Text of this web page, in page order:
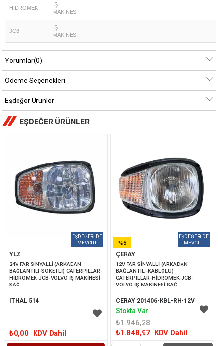
HİDROMEK
İŞ
MAKİNESİ
- - - - -
JCB
İŞ
MAKİNESİ
- - - - -
Yorumlar(0)
Ödeme Seçenekleri
Eşdeğer Ürünler
EŞDEĞER ÜRÜNLER
YLZ
24V FAR SİNYALLİ (ARKADAN
BAĞLANTILI-SOKETLİ) CATERPILLAR-
HİDROMEK-JCB-VOLVO İŞ MAKİNESİ
SAĞ
ITHAL 514
₺0,00 KDV Dahil
ÇERAY
12V FAR SİNYALLİ (ARKADAN
BAĞLANTILI-KABLOLU)
CATERPILLAR-HİDROMEK-JCB-
VOLVO İŞ MAKİNESİ SAĞ
CERAY 201406-KBL-RH-12V
₺1.946,28
₺1.848,97 KDV Dahil
%5
İNDIRIM
Stokta Var